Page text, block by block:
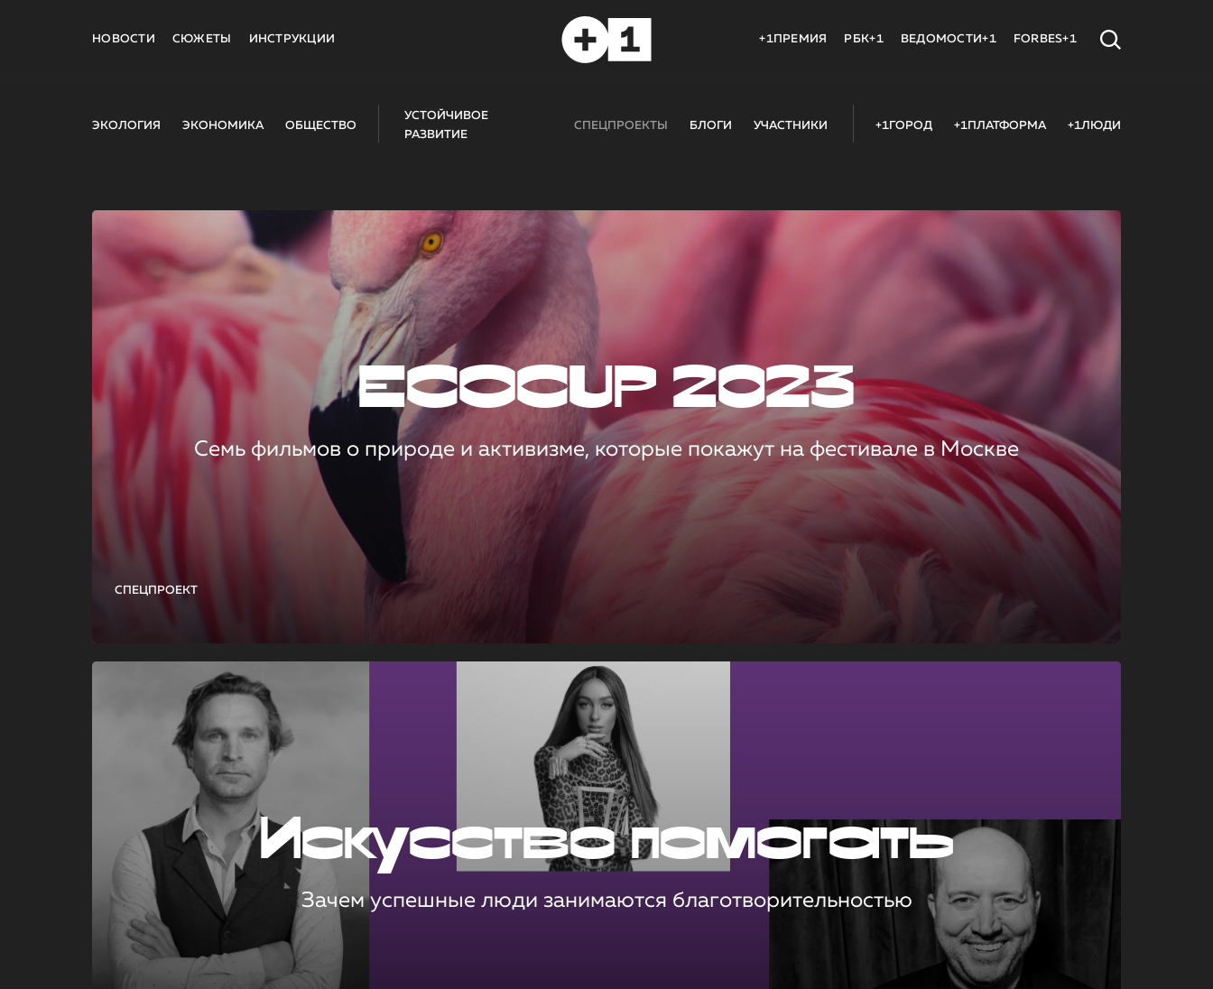
НОВОСТИ СЮЖЕТЫ ИНСТРУКЦИИ +1ПРЕМИЯ РБК+1 ВЕДОМОСТИ+1 FORBES+1
ЭКОЛОГИЯ ЭКОНОМИКА ОБЩЕСТВО
УСТОЙЧИВОЕ
РАЗВИТИЕ
СПЕЦПРОЕКТЫ БЛОГИ УЧАСТНИКИ +1ГОРОД +1ПЛАТФОРМА +1ЛЮДИ
СПЕЦПРОЕКТ
ECOCUP 2023
Семь фильмов о природе и активизме, которые покажут на фестивале в Москве
Искусство помогать
Зачем успешные люди занимаются благотворительностью